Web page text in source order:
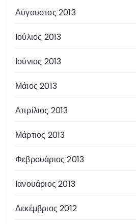
Αύγουστος 2013
Ιούλιος 2013
Ιούνιος 2013
Μάιος 2013
Απρίλιος 2013
Μάρτιος 2013
Φεβρουάριος 2013
Ιανουάριος 2013
Δεκέμβριος 2012